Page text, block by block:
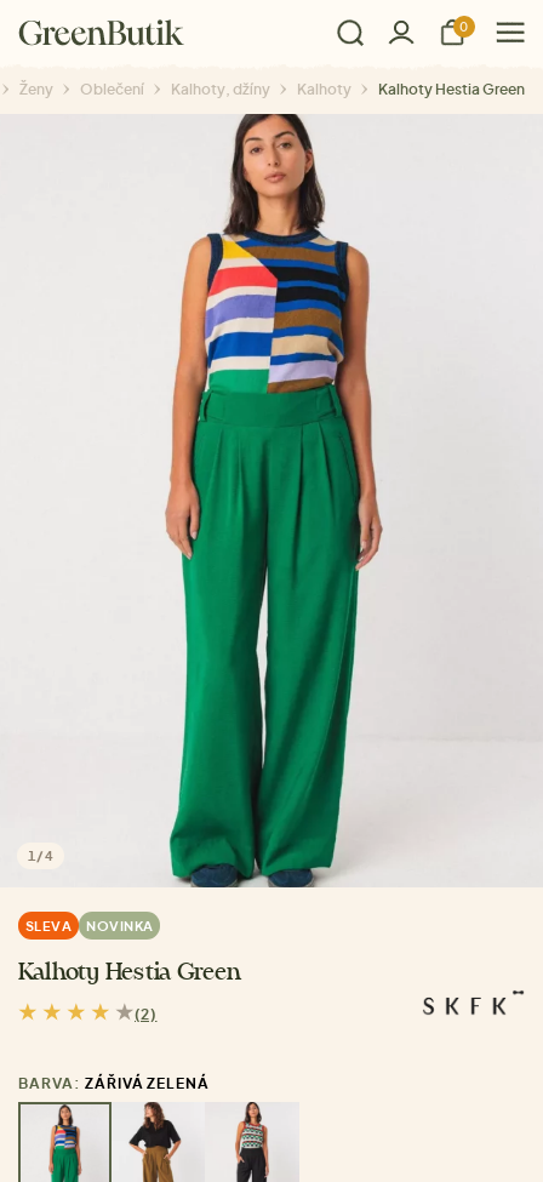
0
Ženy Oblečení Kalhoty, džíny Kalhoty Kalhoty Hestia Green
1 /4
SLEVA NOVINKA
Kalhoty Hestia Green
(2)
BARVA: ZÁŘIVÁ ZELENÁ